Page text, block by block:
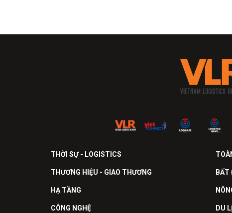
THỜI SỰ - LOGISTICS
THƯƠNG HIỆU - GIAO THƯƠNG BẤT
HẠ TẦNG
CÔNG NGHỆ DU